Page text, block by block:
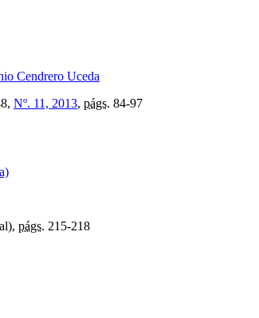
Cendrero Uceda
Nº. 11, 2013, págs. 84-97
págs. 215-218